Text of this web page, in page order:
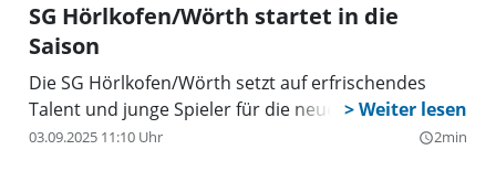
SG Hörlkofen/Wörth startet in die
Saison
Die SG Hörlkofen/Wörth setzt auf erfrischendes
Talent und junge Spieler für die neue Saison.
03.09.2025 11:10 Uhr query_builder2min